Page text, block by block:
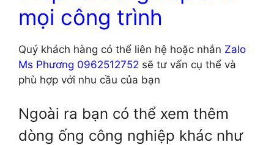
mọi công trình
Quý khách hàng có thể liên hệ hoặc nhắn Zalo
Ms Phương 0962512752 sẽ tư vấn cụ thể và
phù hợp với nhu cầu của bạn
Ngoài ra bạn có thể xem thêm
dòng ống công nghiệp khác như